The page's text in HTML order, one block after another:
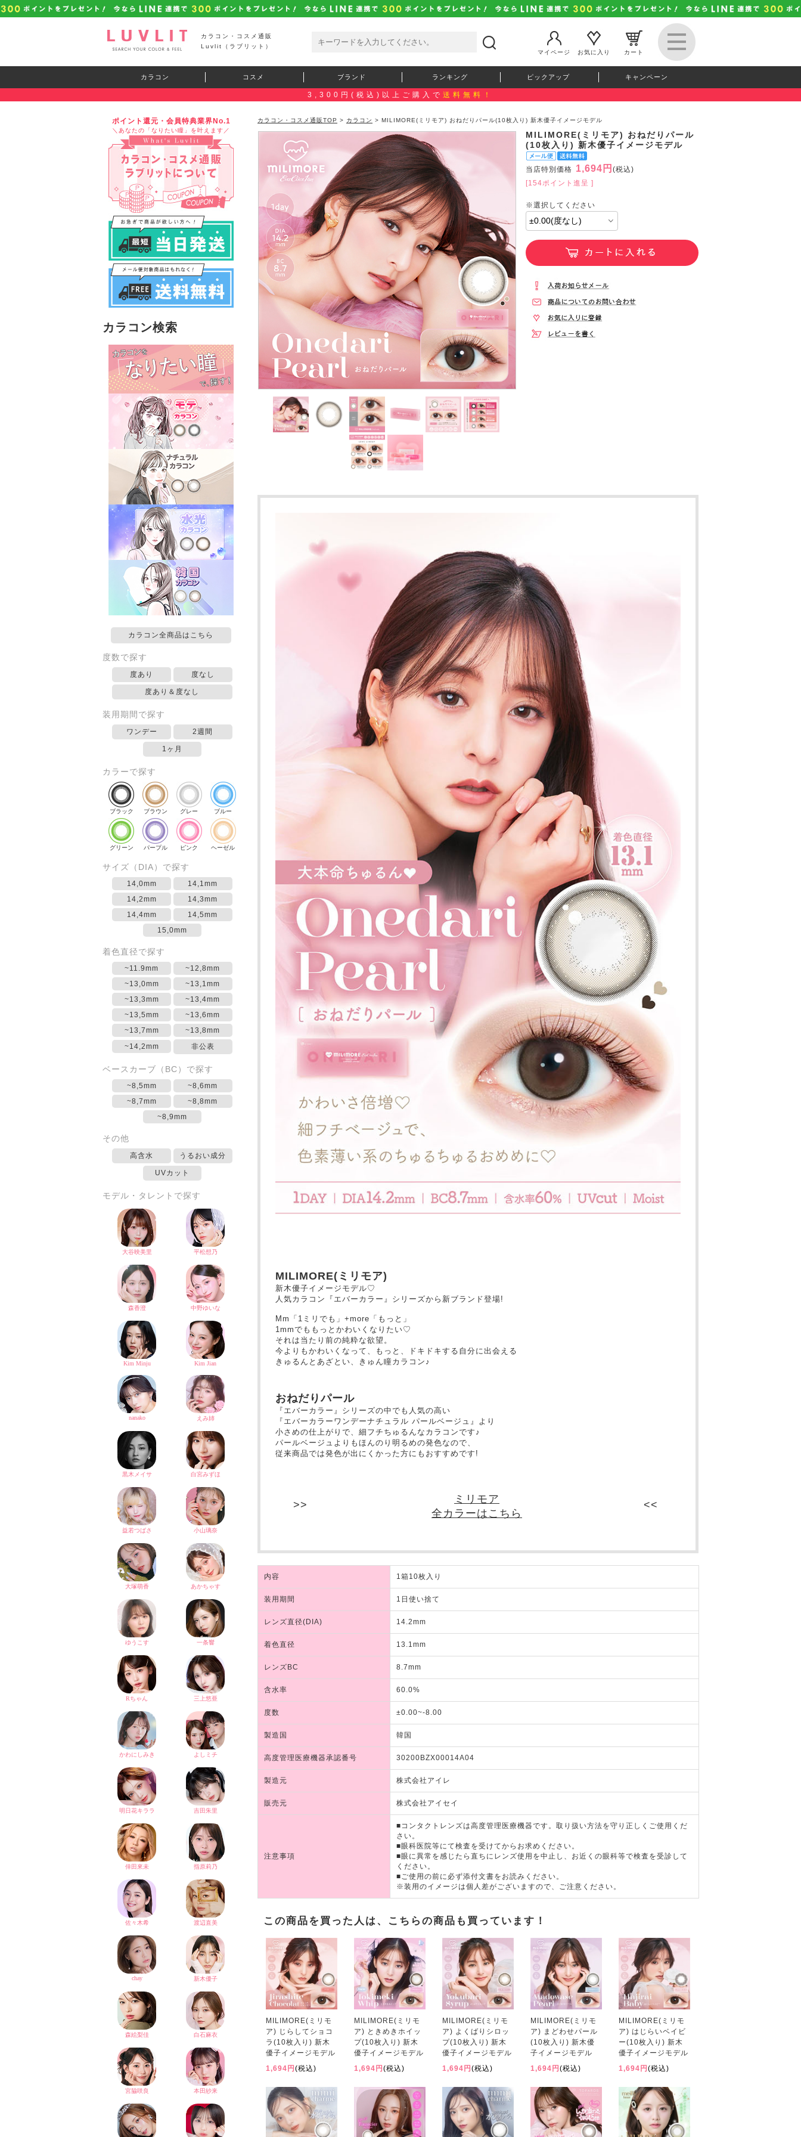
カラコン・コスメ通販
Luvlit（ラブリット）
マイページ
お気に入り カート
カラコン コスメ ブランド ランキング ピックアップ キャンペーン
3,300円(税込)以上ご購入で 送料無料！
ポイント還元・会員特典業界No.1
＼あなたの「なりたい瞳」を叶えます／
カラコン検索
カラコン全商品はこちら
度数で探す
度あり 度なし
度あり＆度なし
装用期間で探す
ワンデー 2週間
1ヶ月
カラーで探す
ブラック ブラウン グレー ブルー
グリーン パープル ピンク ヘーゼル
サイズ（DIA）で探す
14,0mm
14,1mm
14,2mm
14,3mm
14,4mm
14,5mm
15,0mm
着色直径で探す
~11.9mm
~12,8mm
~13,0mm
~13,1mm
~13,3mm
~13,4mm
~13,5mm
~13,6mm
~13,7mm
~13,8mm
~14,2mm
非公表
ベースカーブ（BC）で探す
~8,5mm
~8,6mm
~8,7mm
~8,8mm
~8,9mm
その他
高含水 うるおい成分
UVカット
モデル・タレントで探す
カラコン・コスメ通販TOP > カラコン > MILIMORE(ミリモア) おねだりパール(10枚入り) 新木優子イメージモデル
MILIMORE(ミリモア) おねだりパール
(10枚入り) 新木優子イメージモデル
当店特別価格 1,694円 (税込)
[154ポイント進呈 ]
MILIMORE(ミリモア)
新木優子イメージモデル♡
人気カラコン『エバーカラー』シリーズから新ブランド登場!
Mm「1ミリでも」+more「もっと」
1mmでももっとかわいくなりたい♡
それは当たり前の純粋な欲望。
今よりもかわいくなって、もっと、ドキドキする自分に出会える
きゅるんとあざとい、きゅん瞳カラコン♪
おねだりパール
『エバーカラー』シリーズの中でも人気の高い
『エバーカラーワンデーナチュラル パールベージュ』より
小さめの仕上がりで、細フチちゅるんなカラコンです♪
パールベージュよりもほんのり明るめの発色なので、
従来商品では発色が出にくかった方にもおすすめです!
ミリモア
全カラーはこちら
内容 1箱10枚入り
装用期間 1日使い捨て
レンズ直径(DIA) 14.2mm
着色直径 13.1mm
レンズBC 8.7mm
含水率 60.0%
度数 ±0.00~-8.00
製造国 韓国
高度管理医療機器承認番号 30200BZX00014A04
製造元 株式会社アイレ
販売元 株式会社アイセイ
注意事項
■コンタクトレンズは高度管理医療機器です。取り扱い方法を守り正しくご使用くだ
さい。
■眼科医院等にて検査を受けてからお求めください。
■眼に異常を感じたら直ちにレンズ使用を中止し、お近くの眼科等で検査を受診して
ください。
■ご使用の前に必ず添付文書をお読みください。
※装用のイメージは個人差がございますので、ご注意ください。
この商品を買った人は、こちらの商品も買っています！
MILIMORE(ミリモ
ア) じらしてショコ
ラ(10枚入り) 新木
優子イメージモデル
1,694円(税込)
MILIMORE(ミリモ
ア) ときめきホイッ
プ(10枚入り) 新木
優子イメージモデル
1,694円(税込)
MILIMORE(ミリモ
ア) よくばりシロッ
プ(10枚入り) 新木
優子イメージモデル
1,694円(税込)
MILIMORE(ミリモ
ア) まどわせパール
(10枚入り) 新木優
子イメージモデル
1,694円(税込)
MILIMORE(ミリモ
ア) はじらいベイビ
ー(10枚入り) 新木
優子イメージモデル
1,694円(税込)